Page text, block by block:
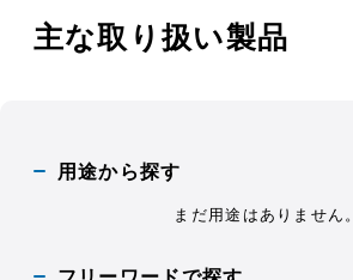
主な取り扱い製品
用途から探す
まだ用途はありません。